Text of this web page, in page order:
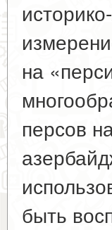
на
персов
быть